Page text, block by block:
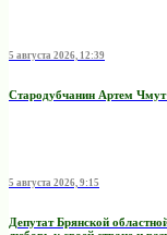
5 августа 2026, 12:39
Стародубчанин Артем Чмут
5 августа 2026, 9:15
Депутат Брянской